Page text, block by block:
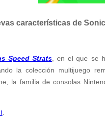
características de
Speed Strats, en el que se
la colección multijuego
la familia de consolas